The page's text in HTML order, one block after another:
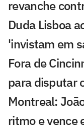
revanche
Duda Lisboa
'invistam em
Fora de
para disputar
Montreal:
ritmo e vence